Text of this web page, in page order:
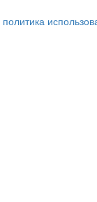
политика